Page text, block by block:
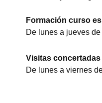
Formación curso
De lunes a jueves
Visitas
De lunes a viernes